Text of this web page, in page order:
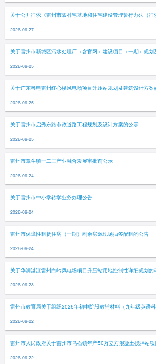
关于公开征求《雷州市农村宅基地和住宅建设管理暂行办法（
2026-06-27
关于雷州市新城区污水处理厂（含官网）建设项目（一期）规
2026-06-25
关于广东粤电雷州红心楼风电场项目升压站规划及建筑设计方案
2026-06-25
关于雷州市启秀东路市政道路工程规划及设计方案的公示
2026-06-25
雷州市覃斗镇一二三产业融合发展审批前公示
2026-06-24
关于雷州市中小学转学业务办理公告
2026-06-24
雷州市保障性租赁住房（一期）剩余房源现场抽签配租的公告
2026-06-24
关于华润湛江雷州白岭风电场项目升压站用地控制性详细规划的
2026-06-23
雷州市教育局关于组织2026年初中阶段教辅材料（九年级英语
2026-06-22
雷州市人民政府关于雷州市乌石镇年产50万立方混凝土搅拌站
2026-06-22